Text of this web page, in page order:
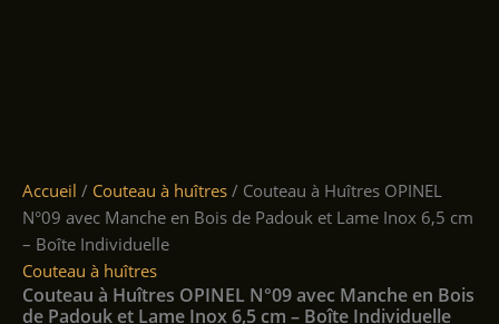
Accueil / Couteau à huîtres / Couteau à Huîtres OPINEL
N°09 avec Manche en Bois de Padouk et Lame Inox 6,5 cm
– Boîte Individuelle
Couteau à huîtres
Couteau à Huîtres OPINEL N°09 avec Manche en Bois
de Padouk et Lame Inox 6,5 cm – Boîte Individuelle